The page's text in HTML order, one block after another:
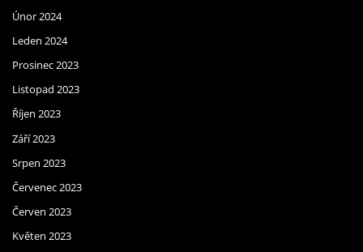
Únor 2024
Leden 2024
Prosinec 2023
Listopad 2023
Říjen 2023
Září 2023
Srpen 2023
Červenec 2023
Červen 2023
Květen 2023